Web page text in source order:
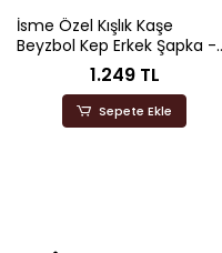
İsme Özel Kışlık Kaşe
Beyzbol Kep Erkek Şapka -
AB01003 - Saks Mavisi
1.249 TL
Sepete Ekle